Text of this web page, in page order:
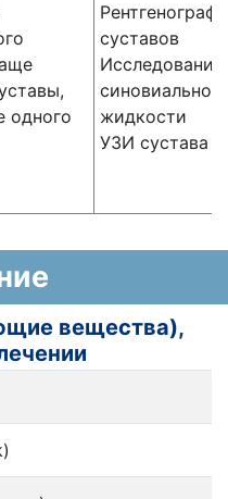
одного
суставов
Исследование
синовиальной
жидкости
УЗИ сустава
вещества),